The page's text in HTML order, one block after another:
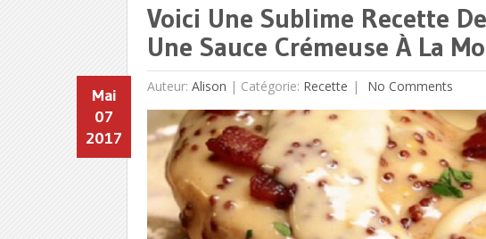
Voici Une Sublime Recette
Une Sauce Crémeuse À La
Auteur: Alison |
Mai
07
2017
Catégorie: Recette No Comments